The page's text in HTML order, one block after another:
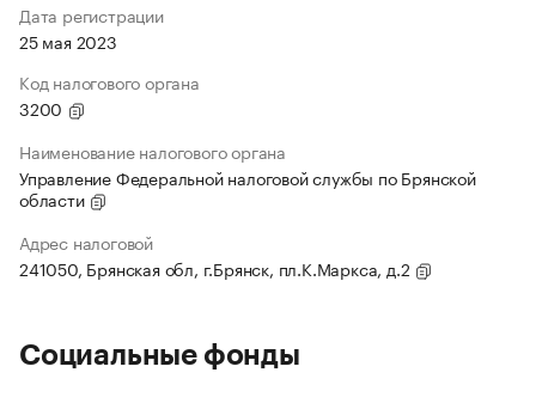
Дата регистрации
25 мая 2023
Код налогового органа
3200
Наименование налогового органа
Управление Федеральной налоговой службы по Брянской
области
Адрес налоговой
241050, Брянская обл, г.Брянск, пл.К.Маркса, д.2
Социальные фонды